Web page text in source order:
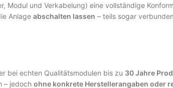
Modul und Verkabelung) eine vollständige
Anlage abschalten lassen – teils sogar
bei echten Qualitätsmodulen bis zu 30 Jahre
– jedoch ohne konkrete Herstellerangaben oder